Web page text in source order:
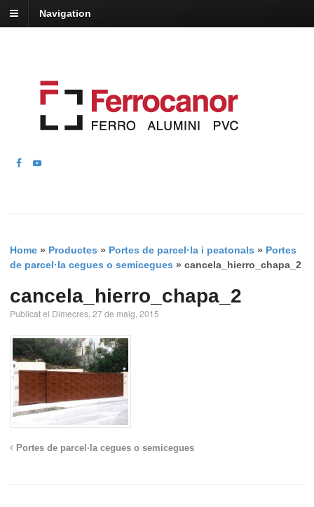
Navigation
Home » Productes » Portes de parcel·la i peatonals » Portes
de parcel·la cegues o semicegues » cancela_hierro_chapa_2
cancela_hierro_chapa_2
Publicat el Dimecres, 27 de maig, 2015
Portes de parcel·la cegues o semicegues